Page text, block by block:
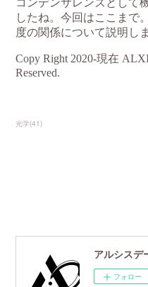
光学(41)
フォロー